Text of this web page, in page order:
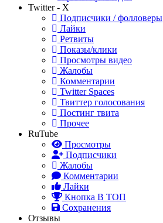
Twitter - X
Подписчики / фолловеры
Лайки
Ретвиты
Показы/клики
Просмотры видео
Жалобы
Комментарии
Twitter Spaces
Твиттер голосования
Постинг твита
Прочее
RuTube
Просмотры
Подписчики
Жалобы
Комментарии
Лайки
Кнопка В ТОП
Сохранения
Отзывы